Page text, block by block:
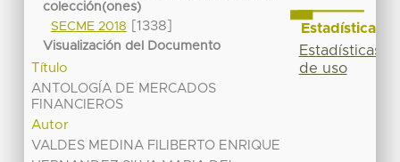
colección(ones)
SECME 2018
[1338]
Visualización del Documento
Título
ANTOLOGÍA DE MERCADOS
FINANCIEROS
Autor
VALDES MEDINA FILIBERTO ENRIQUE
Estadísticas
Estadísticas
de uso